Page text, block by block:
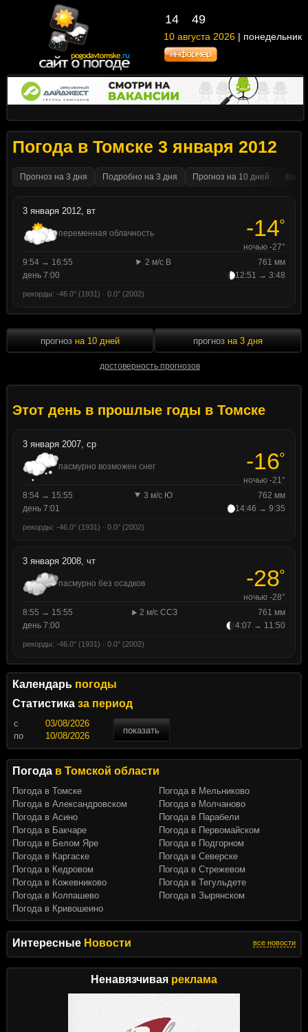
14 49
10 августа 2026 | понедельник
Интересные Новости все новости
Ненавязчивая реклама
Погода в Томске 3 января 2012
Прогноз на 3 дня Подробно на 3 дня Прогноз на 10 дней
3 января 2012, вт
переменная облачность -14°
ночью -27°
9:54 → 16:55
2 м/с В
761 мм
день 7:00
12:51 → 3:48
рекорды: -46.0° (1931) · 0.0° (2002)
прогноз на 10 дней
достоверность прогнозов
прогноз на 3 дня
Этот день в прошлые годы в Томске
3 января 2007, ср
пасмурно возможен снег -16°
ночью -21°
8:54 → 15:55
3 м/с Ю
762 мм
день 7:01
14:46 → 9:35
рекорды: -46.0° (1931) · 0.0° (2002)
3 января 2008, чт
пасмурно без осадков -28°
ночью -28°
8:55 → 15:55
2 м/с ССЗ
761 мм
день 7:00
4:07 → 11:50
рекорды: -46.0° (1931) · 0.0° (2002)
Календарь погоды
Статистика за период
c
показать
по
Погода в Томской области
Погода в Томске
Погода в Александровском
Погода в Асино
Погода в Бакчаре
Погода в Белом Яре
Погода в Каргаске
Погода в Кедровом
Погода в Кожевниково
Погода в Колпашево
Погода в Кривошеино
Погода в Мельниково
Погода в Молчаново
Погода в Парабели
Погода в Первомайском
Погода в Подгорном
Погода в Северске
Погода в Стрежевом
Погода в Тегульдете
Погода в Зырянском